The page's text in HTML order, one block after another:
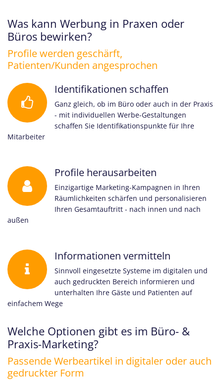
Was kann Werbung in Praxen oder
Büros bewirken?
Profile werden geschärft,
Patienten/Kunden angesprochen
Identifikationen schaffen
Ganz gleich, ob im Büro oder auch in der Praxis
- mit individuellen Werbe-Gestaltungen
schaffen Sie Identifikationspunkte für Ihre
Mitarbeiter
Profile herausarbeiten
Einzigartige Marketing-Kampagnen in Ihren
Räumlichkeiten schärfen und personalisieren
Ihren Gesamtauftritt - nach innen und nach
außen
Informationen vermitteln
Sinnvoll eingesetzte Systeme im digitalen und
auch gedruckten Bereich informieren und
unterhalten Ihre Gäste und Patienten auf
einfachem Wege
Welche Optionen gibt es im Büro- &
Praxis-Marketing?
Passende Werbeartikel in digitaler oder auch
gedruckter Form